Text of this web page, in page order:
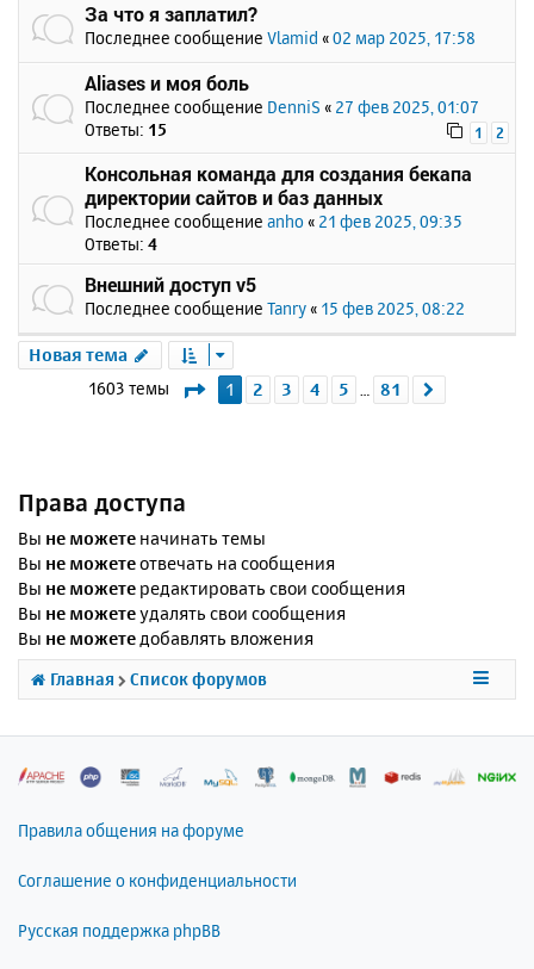
За что я заплатил?
Последнее сообщение Vlamid «02 мар 2025, 17:58
Aliases и моя боль
Последнее сообщение DenniS « 27 фев 2025, 01:07
Ответы: 15 1 2
Консольная команда для создания бекапа
директории сайтов и баз данных
Последнее сообщение anho « 21 фев 2025, 09:35
Ответы: 4
Внешний доступ v5
Последнее сообщение Tanry « 15 фев 2025, 08:22
Новая тема
1603 темы Страница1 из 81
1 2 3 4 5 … 81
Права доступа
Вы не можете начинать темы
Вы не можетеотвечать на сообщения
Вы не можете редактировать свои сообщения
Вы не можетеудалять свои сообщения
Вы не можетедобавлять вложения
Главная Список форумов
Правила общения на форуме
Соглашение о конфиденциальности
Русская поддержка phpBB